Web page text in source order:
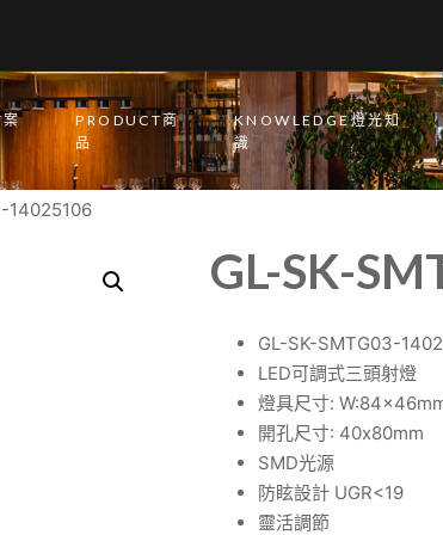
案
PRODUCT商
品
KNOWLEDGE燈光知
識
14025106
GL-SK-
GL-SK-SMTG03-
LED可調式三頭射燈
燈具尺寸:
開孔尺寸: 40x80mm
SMD光源
防眩設計 UGR<19
靈活調節